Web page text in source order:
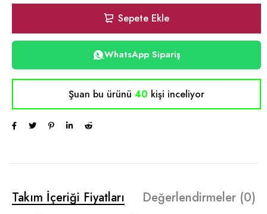
Sepete Ekle
WhatsApp Sipariş
Şuan bu ürünü 40 kişi inceliyor
Takım İçeriği Fiyatları
Değerlendirmeler (0)